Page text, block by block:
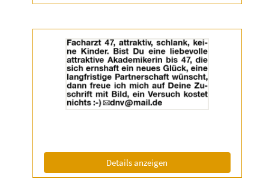
der
Anzeige
2061550
anzeigen
|
Info:
Details anzeigen